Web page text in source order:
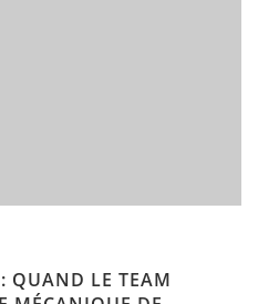
QUAND LE TEAM